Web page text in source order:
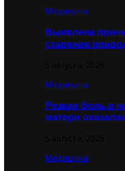
Медицина
Выявлена
старение
Медицина
Резкая боль в
матери
Медицина